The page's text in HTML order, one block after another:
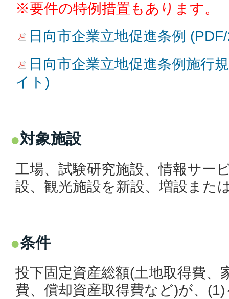
※要件の特例措置もあります。
日向市企業立地促進条例
日向市企業立地促進条例施行
イト)
対象施設
工場、試験研究施設、情報サー
設、観光施設を新設、増設また
条件
投下固定資産総額(土地取得費、
費、償却資産取得費など)が、